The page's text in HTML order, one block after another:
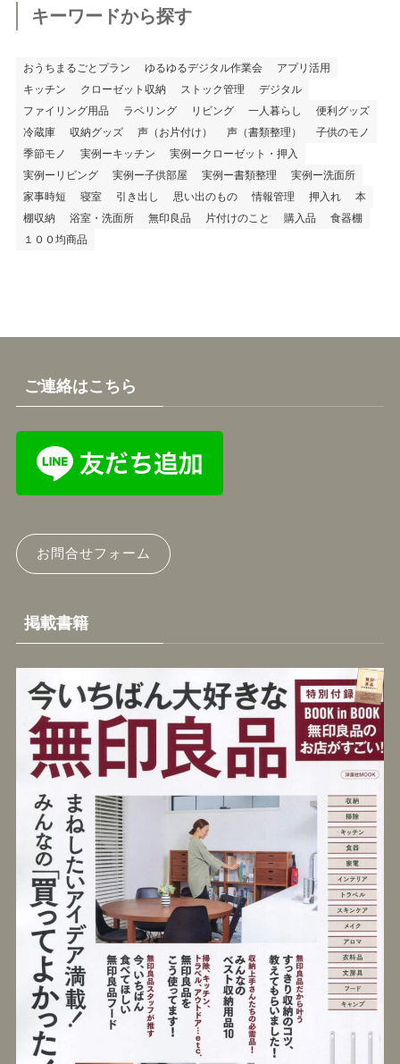
キーワードから探す
おうちまるごとプラン ゆるゆるデジタル作業会
アプリ活用
キッチン
クローゼット収納 ストック管理
デジタル
ファイリング用品
ラベリング リビング 一人暮らし
便利グッズ
冷蔵庫
収納グッズ 声（お片付け） 声（書類整理）
子供のモノ
季節モノ
実例ーキッチン
実例ークローゼット・押入
実例ーリビング
実例ー子供部屋 実例ー書類整理
実例ー洗面所
家事時短
寝室 引き出し 思い出のもの 情報管理 押入れ
本
棚収納
浴室・洗面所 無印良品 片付けのこと 購入品
食器棚
１００均商品
ご連絡はこちら
お問合せフォーム
掲載書籍